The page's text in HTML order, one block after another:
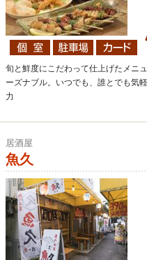
旬と鮮度にこだわって仕上げたメニ
ーズナブル。いつでも、誰とでも気
力
居酒屋
魚久